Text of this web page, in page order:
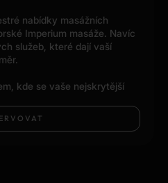
nabídky masážních
Imperium masáže. Navíc
služeb, které dají vaší
kde se vaše nejskrytější